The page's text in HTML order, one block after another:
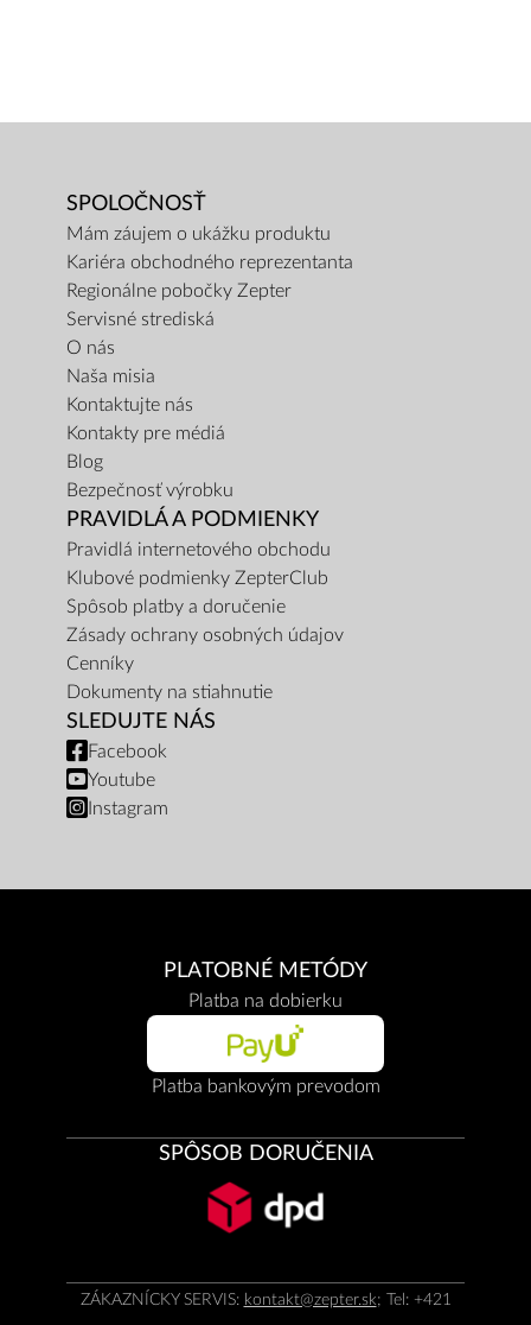
SPOLOČNOSŤ
Mám záujem o ukážku produktu
Kariéra obchodného reprezentanta
Regionálne pobočky Zepter
Servisné strediská
O nás
Naša misia
Kontaktujte nás
Kontakty pre médiá
Blog
Bezpečnosť výrobku
PRAVIDLÁ A PODMIENKY
Pravidlá internetového obchodu
Klubové podmienky ZepterClub
Spôsob platby a doručenie
Zásady ochrany osobných údajov
Cenníky
Dokumenty na stiahnutie
SLEDUJTE NÁS
Facebook
Youtube
Instagram
PLATOBNÉ METÓDY
Platba na dobierku
Platba bankovým prevodom
SPÔSOB DORUČENIA
ZÁKAZNÍCKY SERVIS: kontakt@zepter.sk; Tel: +421